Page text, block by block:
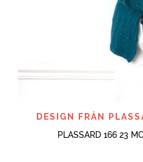
DESIGN FRÅN
PLASSARD 166 23